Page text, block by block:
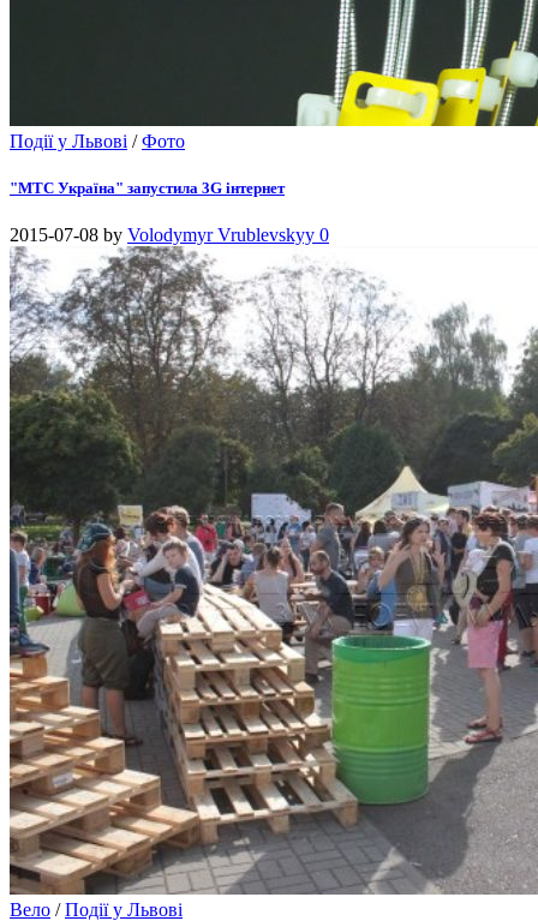
Події у Львові /Фото
"МТС Україна" запустила 3G інтернет
2015-07-08 by Volodymyr Vrublevskyy 0
Вело /Події у Львові